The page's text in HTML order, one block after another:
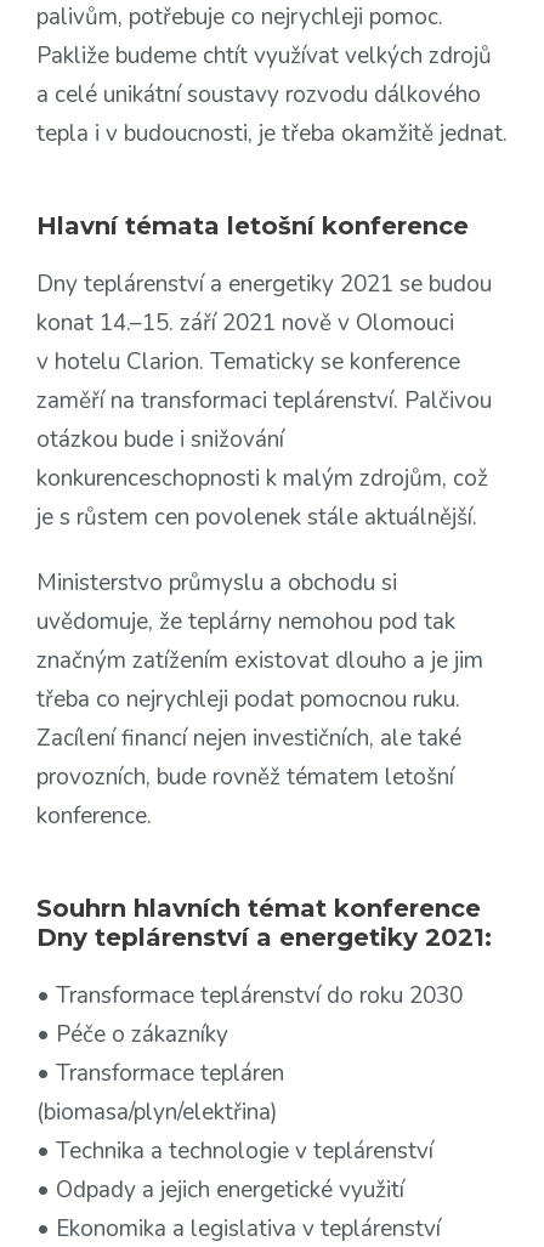
palivům, potřebuje co nejrychleji pomoc.
Pakliže budeme chtít využívat velkých zdrojů
a celé unikátní soustavy rozvodu dálkového
tepla i v budoucnosti, je třeba okamžitě jednat.
Hlavní témata letošní konference
Dny teplárenství a energetiky 2021 se budou
konat 14.–15. září 2021 nově v Olomouci
v hotelu Clarion. Tematicky se konference
zaměří na transformaci teplárenství. Palčivou
otázkou bude i snižování
konkurenceschopnosti k malým zdrojům, což
je s růstem cen povolenek stále aktuálnější.
Ministerstvo průmyslu a obchodu si
uvědomuje, že teplárny nemohou pod tak
značným zatížením existovat dlouho a je jim
třeba co nejrychleji podat pomocnou ruku.
Zacílení financí nejen investičních, ale také
provozních, bude rovněž tématem letošní
konference.
Souhrn hlavních témat konference
Dny teplárenství a energetiky 2021:
• Transformace teplárenství do roku 2030
• Péče o zákazníky
• Transformace tepláren
(biomasa/plyn/elektřina)
• Technika a technologie v teplárenství
• Odpady a jejich energetické využití
• Ekonomika a legislativa v teplárenství